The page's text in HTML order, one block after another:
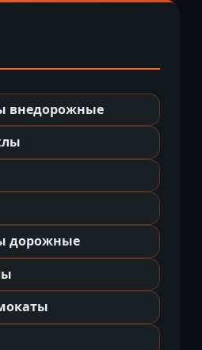
внедорожные
дорожные